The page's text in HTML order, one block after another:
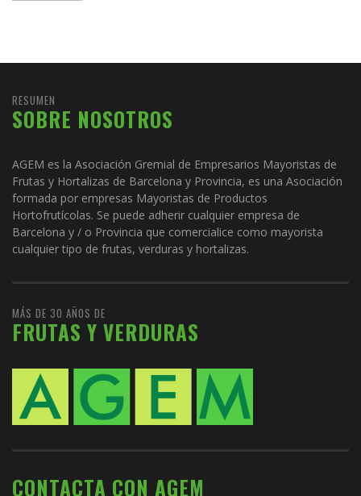
RESUMEN
SOBRE NOSOTROS
AGEM es la Asociación Gremial de Empresarios Mayoristas de
Frutas y Hortalizas de Barcelona y Provincia, es una Asociación
formada por empresas Mayoristas de Productos
Hortofrutícolas. Se puede adherir cualquier empresa de
Barcelona y / o Provincia que comercialice como mayorista
cualquier tipo de frutas, verduras y hortalizas.
MÁS DE 30 AÑOS DE
FRUTAS Y VERDURAS
CONTACTA CON AGEM